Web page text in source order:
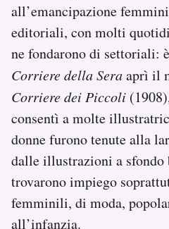
all’emancipazione
editoriali, con molti
ne fondarono di settoriali:
Corriere della Seraaprì il
Corriere dei Piccoli
consentì a molte
donne furono tenute alla
dalle illustrazioni a
trovarono impiego
femminili, di moda,
all’infanzia.